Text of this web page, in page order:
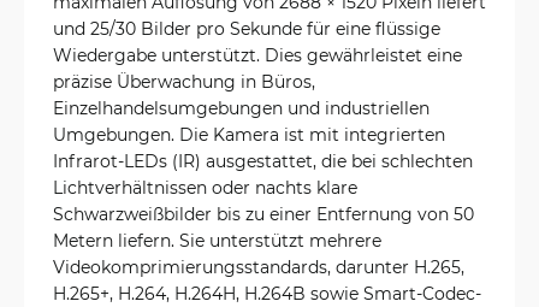
und 25/30 Bilder pro Sekunde für eine flüssige
Wiedergabe unterstützt. Dies gewährleistet eine
präzise Überwachung in Büros,
Einzelhandelsumgebungen und industriellen
Umgebungen. Die Kamera ist mit integrierten
Infrarot-LEDs (IR) ausgestattet, die bei schlechten
Lichtverhältnissen oder nachts klare
Schwarzweißbilder bis zu einer Entfernung von 50
Metern liefern. Sie unterstützt mehrere
Videokomprimierungsstandards, darunter H.265,
H.265+, H.264, H.264H, H.264B sowie Smart-Codec-